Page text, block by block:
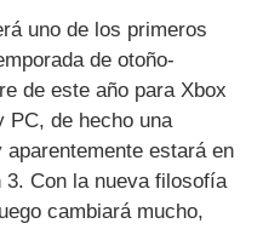
uno de los primeros
de otoño-
de este año para Xbox
PC, de hecho una
estará en
Con la nueva filosofía
cambiará mucho,